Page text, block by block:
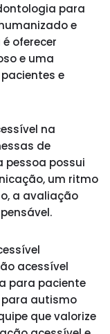
para
e
oferecer
e uma
e
na
de
pessoa possui
um ritmo
a avaliação
acessível
para paciente
para autismo
que valorize